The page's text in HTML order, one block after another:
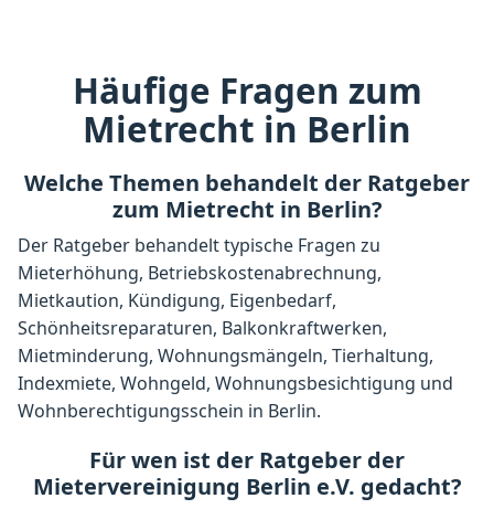
Häufige Fragen zum
Mietrecht in Berlin
Welche Themen behandelt der Ratgeber
zum Mietrecht in Berlin?
Der Ratgeber behandelt typische Fragen zu
Mieterhöhung, Betriebskostenabrechnung,
Mietkaution, Kündigung, Eigenbedarf,
Schönheitsreparaturen, Balkonkraftwerken,
Mietminderung, Wohnungsmängeln, Tierhaltung,
Indexmiete, Wohngeld, Wohnungsbesichtigung und
Wohnberechtigungsschein in Berlin.
Für wen ist der Ratgeber der
Mietervereinigung Berlin e.V. gedacht?